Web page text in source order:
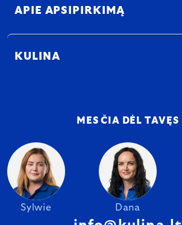
APIE APSIPIRKIMĄ
KULINA
MES ČIA DĖL TAVĘS
Sylwie Dana